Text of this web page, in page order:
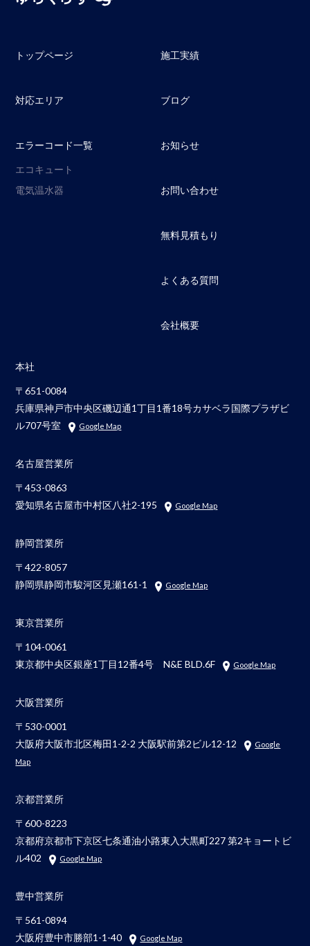
トップページ
対応エリア
エラーコード一覧
エコキュート
電気温水器
施工実績
ブログ
お知らせ
お問い合わせ
無料見積もり
よくある質問
会社概要
本社
〒651-0084
兵庫県神戸市中央区磯辺通1丁目1番18号カサベラ国際プラザビ
ル707号室
Google Map
名古屋営業所
〒453-0863
愛知県名古屋市中村区八社2-195
Google Map
静岡営業所
〒422-8057
静岡県静岡市駿河区見瀬161-1
Google Map
東京営業所
〒104-0061
東京都中央区銀座1丁目12番4号 N&E BLD.6F
Google Map
大阪営業所
〒530-0001
大阪府大阪市北区梅田1-2-2 大阪駅前第2ビル12-12
Google
Map
京都営業所
〒600-8223
京都府京都市下京区七条通油小路東入大黒町227 第2キョートビ
ル402
Google Map
豊中営業所
〒561-0894
大阪府豊中市勝部1-1-40
Google Map